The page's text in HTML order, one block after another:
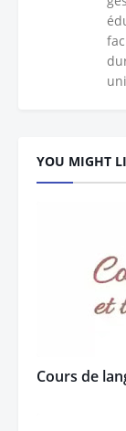
YOU MIGHT
Cours de